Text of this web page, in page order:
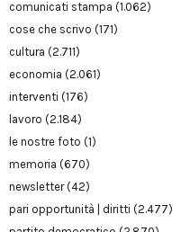
comunicati stampa (1.062)
cose che scrivo (171)
cultura (2.711)
economia (2.061)
interventi (176)
lavoro (2.184)
le nostre foto (1)
memoria (670)
newsletter(42)
pari opportunità | diritti (2.477)